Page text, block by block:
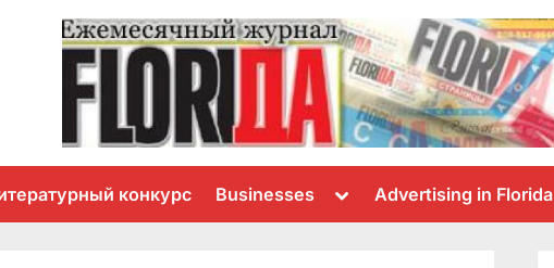
конкурс Businesses
Toggle
menu
Advertising in Florida